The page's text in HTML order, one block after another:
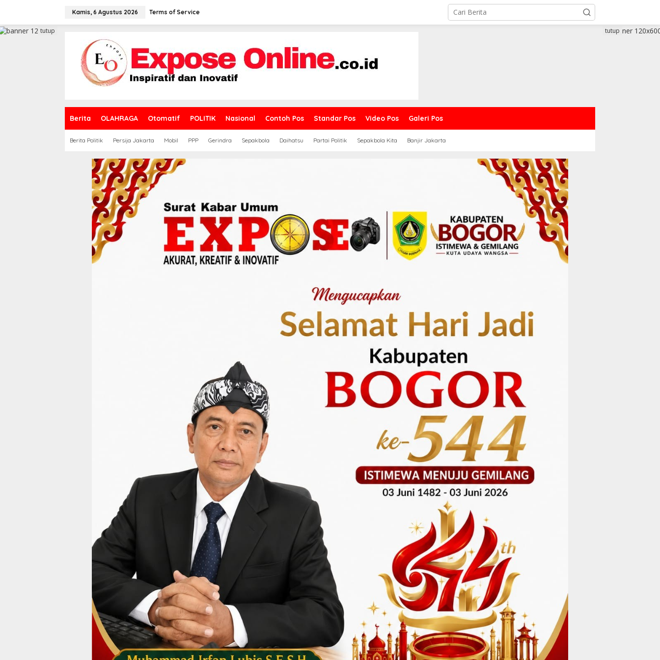
a
Kamis, 6 Agustus 2026 Terms of Service
Berita OLAHRAGA Otomatif POLITIK Nasional Contoh Pos Standar Pos Video Pos Galeri Pos
Berita Politik Persija Jakarta Mobil PPP Gerindra Sepakbola Daihatsu Partai Politik Sepakbola Kita Banjir Jakarta
tutup tutup